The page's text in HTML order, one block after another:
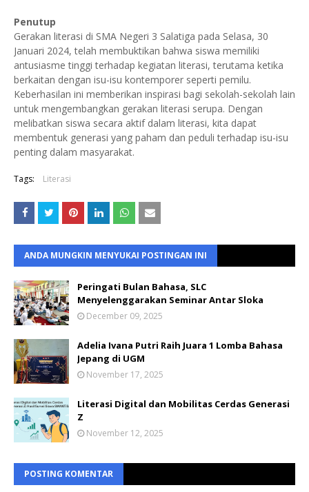
Penutup
Gerakan literasi di SMA Negeri 3 Salatiga pada Selasa, 30
Januari 2024, telah membuktikan bahwa siswa memiliki
antusiasme tinggi terhadap kegiatan literasi, terutama ketika
berkaitan dengan isu-isu kontemporer seperti pemilu.
Keberhasilan ini memberikan inspirasi bagi sekolah-sekolah lain
untuk mengembangkan gerakan literasi serupa. Dengan
melibatkan siswa secara aktif dalam literasi, kita dapat
membentuk generasi yang paham dan peduli terhadap isu-isu
penting dalam masyarakat.
Tags: Literasi
ANDA MUNGKIN MENYUKAI POSTINGAN INI
Peringati Bulan Bahasa, SLC
Menyelenggarakan Seminar Antar Sloka
December 09, 2025
Adelia Ivana Putri Raih Juara 1 Lomba Bahasa
Jepang di UGM
November 17, 2025
Literasi Digital dan Mobilitas Cerdas Generasi
Z
November 12, 2025
POSTING KOMENTAR